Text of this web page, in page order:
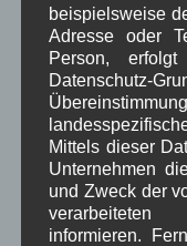
Bauernregel
August-Donner hat
Neueste
beispielsweise
Adresse oder
Person,
Mittels dieser
Unternehmen
und Zweck der
verarbeiteten
informieren.